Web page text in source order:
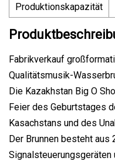
Produktionskapazität
Fabrikverkauf
Qualitätsmusik-
Die Kazakhstan Big O
Feier des Geburtstages
Kasachstans und des
Der Brunnen besteht aus
Signalsteuerungsgeräten